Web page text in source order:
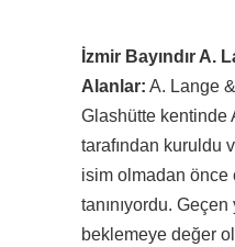
İzmir Bayındır A.
Alanlar: A. Lange
Glashütte kentinde
tarafından kuruldu
isim olmadan önce
tanınıyordu.
beklemeye değer